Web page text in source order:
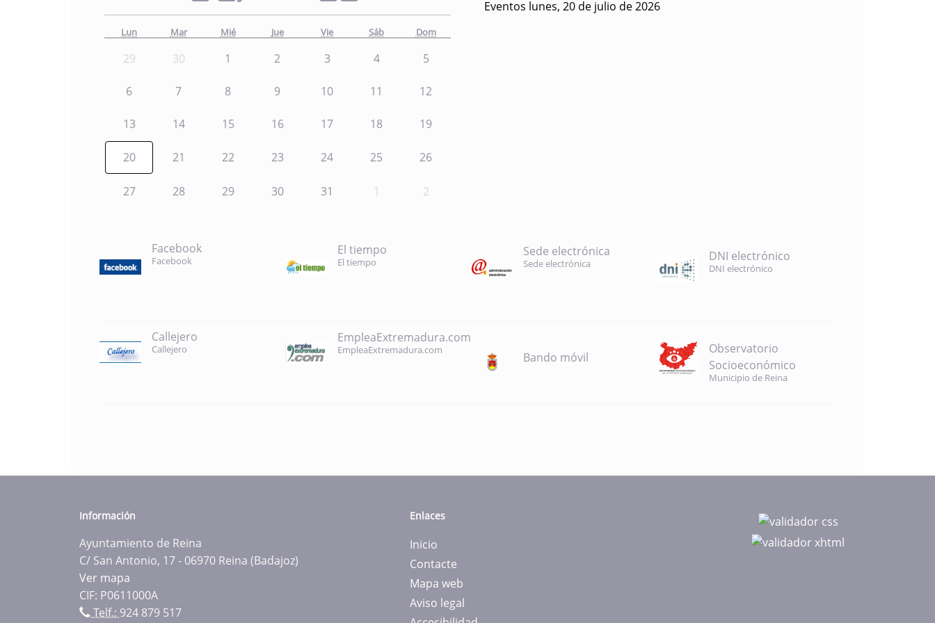
Lun Mar Mié Jue Vie Sáb Dom
29 30 1 2 3 4 5
6 7 8 9 10 11 12
13 14 15 16 17 18 19
20 21 22 23 24 25 26
27 28 29 30 31 1 2
Eventos lunes, 20 de julio de 2026
Facebook
Facebook
El tiempo
El tiempo
Sede electrónica
Sede electrónica DNI electrónico
DNI electrónico
Callejero
Callejero
EmpleaExtremadura.com
EmpleaExtremadura.com
Bando móvil
Observatorio
Socioeconómico
Municipio de Reina
Información
Ayuntamiento de Reina
C/ San Antonio, 17 - 06970 Reina (Badajoz)
Ver mapa
CIF: P0611000A
Telf.:924 879 517
Enlaces
Inicio
Contacte
Mapa web
Aviso legal